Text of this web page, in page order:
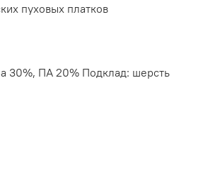
пуховых платков
30%, ПА 20% Подклад: шерсть